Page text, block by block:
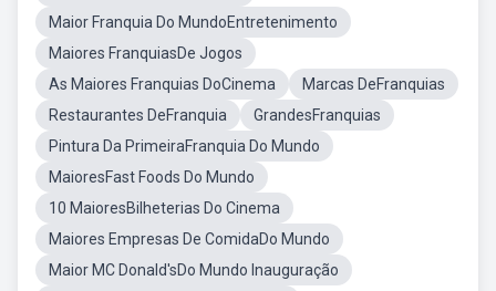
Maior Franquia Do MundoEntretenimento
Maiores FranquiasDe Jogos
As Maiores Franquias DoCinema
Marcas DeFranquias
Restaurantes DeFranquia
GrandesFranquias
Pintura Da PrimeiraFranquia Do Mundo
MaioresFast Foods Do Mundo
10 MaioresBilheterias Do Cinema
Maiores Empresas De ComidaDo Mundo
Maior MC Donald'sDo Mundo Inauguração